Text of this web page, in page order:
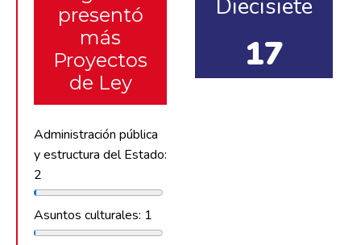
presentó
más
Proyectos
de Ley
Administración pública
y estructura del Estado:
2
Asuntos culturales: 1
17